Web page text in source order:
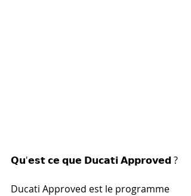
𝗤𝘂'𝗲𝘀𝘁 𝗰𝗲 𝗾𝘂𝗲 𝗗𝘂𝗰𝗮𝘁𝗶 𝗔𝗽𝗽𝗿𝗼𝘃𝗲𝗱 ?
Ducati Approved est le programme